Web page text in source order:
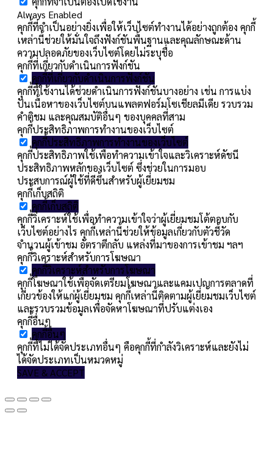
Always Enabled
คุกกี้ที่จำเป็นอย่างยิ่งเพื่อให้เว็บไซต์ทำงานได้อย่างถูกต้อง คุกกี้
เหล่านี้ช่วยให้มั่นใจถึงฟังก์ชันพื้นฐานและคุณลักษณะด้าน
ความปลอดภัยของเว็บไซต์โดยไม่ระบุชื่อ
คุกกี้ที่เกี่ยวกับดำเนินการฟังก์ชัน
คุกกี้ที่เกี่ยวกับดำเนินการฟังก์ชัน
คุกกี้ที่ใช้งานได้ช่วยดำเนินการฟังก์ชันบางอย่าง เช่น การแบ่ง
ปันเนื้อหาของเว็บไซต์บนแพลตฟอร์มโซเชียลมีเดีย รวบรวม
คำติชม และคุณสมบัติอื่นๆ ของบุคคลที่สาม
คุกกี้ประสิทธิภาพการทำงานของเว็บไซต์
คุกกี้ประสิทธิภาพการทำงานของเว็บไซต์
คุกกี้ประสิทธิภาพใช้เพื่อทำความเข้าใจและวิเคราะห์ดัชนี
ประสิทธิภาพหลักของเว็บไซต์ ซึ่งช่วยในการมอบ
ประสบการณ์ผู้ใช้ที่ดีขึ้นสำหรับผู้เยี่ยมชม
คุกกี้เก็บสถิติ
คุกกี้เก็บสถิติ
คุกกี้วิเคราะห์ใช้เพื่อทำความเข้าใจว่าผู้เยี่ยมชมโต้ตอบกับ
เว็บไซต์อย่างไร คุกกี้เหล่านี้ช่วยให้ข้อมูลเกี่ยวกับตัวชี้วัด
จำนวนผู้เข้าชม อัตราตีกลับ แหล่งที่มาของการเข้าชม ฯลฯ
คุกกี้วิเคราะห์สำหรับการโฆษณา
คุกกี้วิเคราะห์สำหรับการโฆษณา
คุกกี้โฆษณาใช้เพื่อจัดเตรียมโฆษณาและแคมเปญการตลาดที่
เกี่ยวข้องให้แก่ผู้เยี่ยมชม คุกกี้เหล่านี้ติดตามผู้เยี่ยมชมเว็บไซต์
และรวบรวมข้อมูลเพื่อจัดหาโฆษณาที่ปรับแต่งเอง
คุกกี้อื่นๆ
คุกกี้อื่นๆ
คุกกี้ที่ไม่ได้จัดประเภทอื่นๆ คือคุกกี้ที่กำลังวิเคราะห์และยังไม่
ได้จัดประเภทเป็นหมวดหมู่
SAVE & ACCEPT